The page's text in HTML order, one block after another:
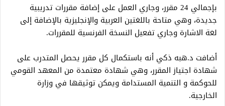
بإجمالي 24 مقرر، وجاري العمل على إضافة مقررات تدريبية
جديدة، وهي متاحة باللغتين العربية والإنجليزية بالإضافة إلى
لغة الاشارة وجاري تفعيل النسخة الفرنسية للمقررات.
أضافت د.هبه ذكي أنه باستكمال كل مقرر يحصل المتدرب على
شهادة اجتياز المقرر، وهي شهادة معتمدة من المعهد القومي
للحوكمة و التنمية المستدامة ويمكن توثيقها في وزارة
الخارجية.